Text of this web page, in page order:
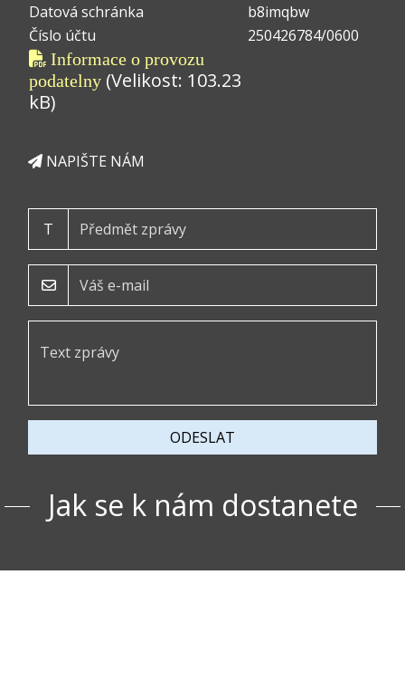
Datová schránka
b8imqbw
Číslo účtu
250426784/0600
Informace o provozu
podatelny (Velikost: 103.23
kB)
NAPIŠTE NÁM
T
ODESLAT
Jak se k nám dostanete